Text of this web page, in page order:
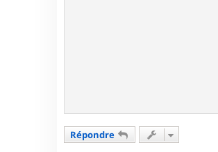
t
e
m
Répondre